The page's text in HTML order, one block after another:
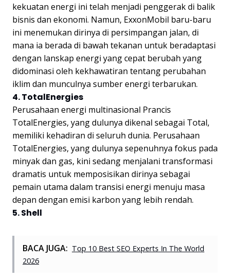
kekuatan energi ini telah menjadi penggerak di balik
bisnis dan ekonomi. Namun, ExxonMobil baru-baru
ini menemukan dirinya di persimpangan jalan, di
mana ia berada di bawah tekanan untuk beradaptasi
dengan lanskap energi yang cepat berubah yang
didominasi oleh kekhawatiran tentang perubahan
iklim dan munculnya sumber energi terbarukan.
4. TotalEnergies
Perusahaan energi multinasional Prancis
TotalEnergies, yang dulunya dikenal sebagai Total,
memiliki kehadiran di seluruh dunia. Perusahaan
TotalEnergies, yang dulunya sepenuhnya fokus pada
minyak dan gas, kini sedang menjalani transformasi
dramatis untuk memposisikan dirinya sebagai
pemain utama dalam transisi energi menuju masa
depan dengan emisi karbon yang lebih rendah.
5. Shell
BACA JUGA: Top 10 Best SEO Experts In The World
2026